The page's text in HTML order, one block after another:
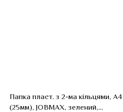
Папка пласт. з 2-ма кільцями, А4
(25мм), JOBMAX, зелений,